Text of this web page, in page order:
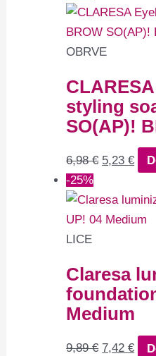
OBRVE
styling
SO(AP)!
6,98€ 5,23€
-25%
LICE
Claresa
Medium
9,89€ 7,42€